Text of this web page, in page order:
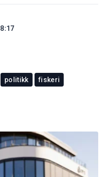
politikk fiskeri